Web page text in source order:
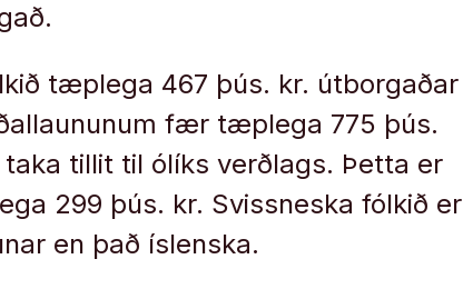
tæplega 467 þús. kr. útborgaðar
fær tæplega 775 þús.
tillit til ólíks verðlags. Þetta er
299 þús. kr. Svissneska fólkið er
en það íslenska.